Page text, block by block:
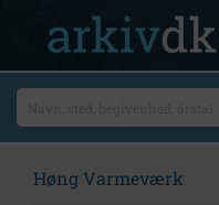
Høng Varmeværk